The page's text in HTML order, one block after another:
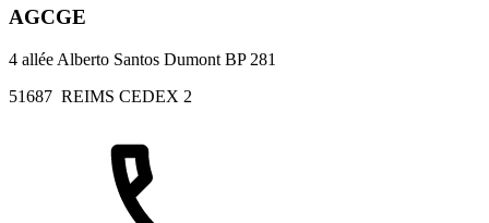
AGCGE
4 allée Alberto Santos Dumont BP 281
51687 REIMS CEDEX 2